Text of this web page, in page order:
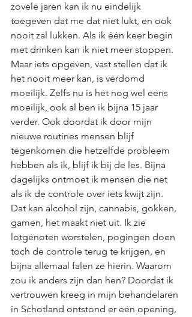
zovele jaren kan ik nu eindelijk
toegeven dat me dat niet lukt, en ook
nooit zal lukken. Als ik één keer begin
met drinken kan ik niet meer stoppen.
Maar iets opgeven, vast stellen dat ik
het nooit meer kan, is verdomd
moeilijk. Zelfs nu is het nog wel eens
moeilijk, ook al ben ik bijna 15 jaar
verder. Ook doordat ik door mijn
nieuwe routines mensen blijf
tegenkomen die hetzelfde probleem
hebben als ik, blijf ik bij de les. Bijna
dagelijks ontmoet ik mensen die net
als ik de controle over iets kwijt zijn.
Dat kan alcohol zijn, cannabis, gokken,
gamen, het maakt niet uit. Ik zie
lotgenoten worstelen, pogingen doen
toch de controle terug te krijgen, en
bijna allemaal falen ze hierin. Waarom
zou ik anders zijn dan hen? Doordat ik
vertrouwen kreeg in mijn behandelaren
in Schotland ontstond er een opening,